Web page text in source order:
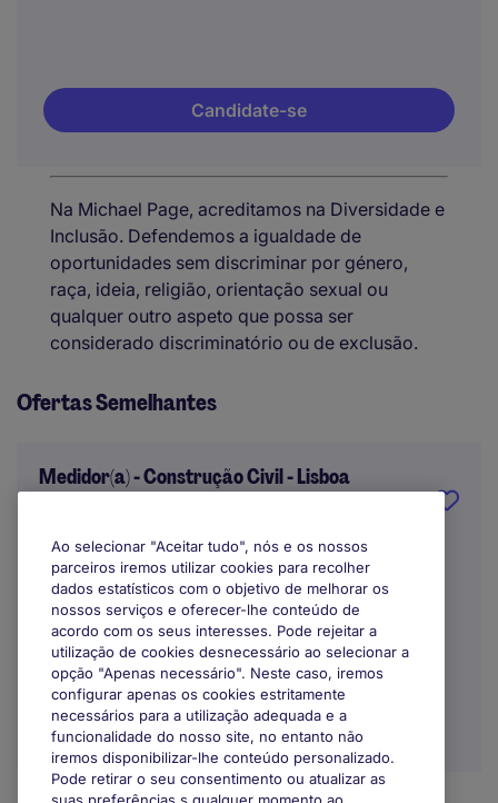
Candidate-se
Na Michael Page, acreditamos na Diversidade e
Inclusão. Defendemos a igualdade de
oportunidades sem discriminar por género,
raça, ideia, religião, orientação sexual ou
qualquer outro aspeto que possa ser
considerado discriminatório ou de exclusão.
Ofertas Semelhantes
Medidor(a) - Construção Civil - Lisboa
Lisbon
Indefinido
Ao selecionar "Aceitar tudo", nós e os nossos
parceiros iremos utilizar cookies para recolher
dados estatísticos com o objetivo de melhorar os
nossos serviços e oferecer-lhe conteúdo de
acordo com os seus interesses. Pode rejeitar a
utilização de cookies desnecessário ao selecionar a
opção "Apenas necessário". Neste caso, iremos
configurar apenas os cookies estritamente
necessários para a utilização adequada e a
funcionalidade do nosso site, no entanto não
iremos disponibilizar-lhe conteúdo personalizado.
Pode retirar o seu consentimento ou atualizar as